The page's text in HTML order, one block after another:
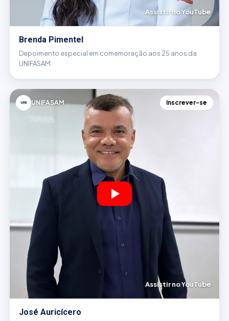
Assistir no YouTube
Brenda Pimentel
Depoimento especial em comemoração aos 25 anos da
UNIFASAM.
UNI UNIFASAM Inscrever-se
Assistir no YouTube
José Auricícero